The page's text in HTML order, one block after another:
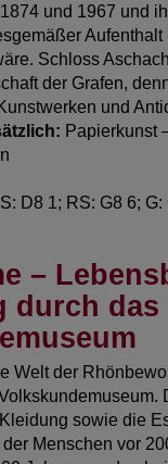
und 1967 und
Aufenthalt
Schloss
der Grafen,
und
Papierkunst
D8 1; RS: G8 6; G:
–
durch das
Welt der
sowie die
Menschen vor